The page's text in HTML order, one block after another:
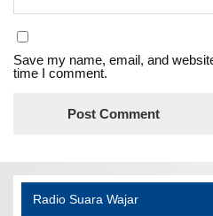
Save my name, email, and
time I comment.
Radio Suara Wajar